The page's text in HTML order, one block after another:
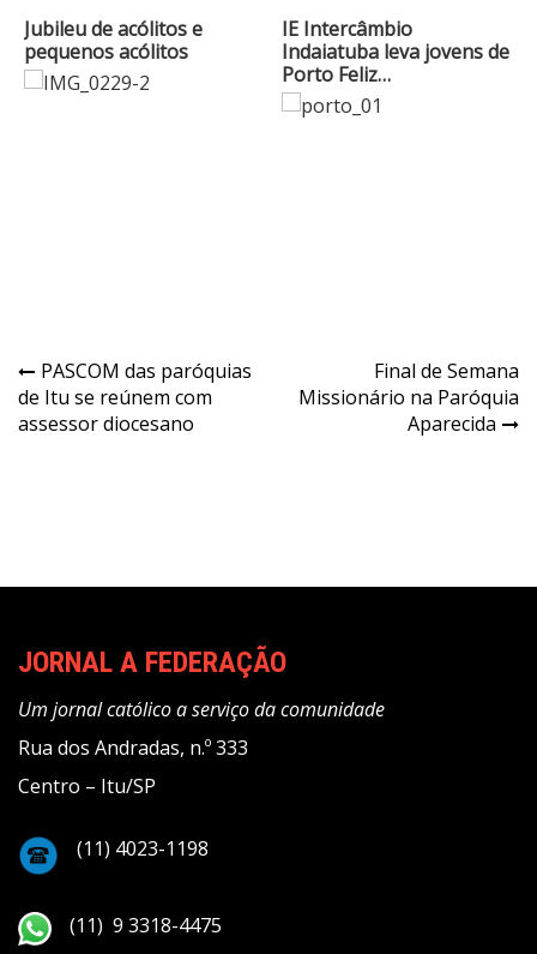
Jubileu de acólitos e
pequenos acólitos
IE Intercâmbio
Indaiatuba leva jovens de
Porto Feliz…
Navegação
de
PASCOM das paróquias
de Itu se reúnem com
assessor diocesano
Final de Semana
Missionário na Paróquia
Aparecida
JORNAL A FEDERAÇÃO
Um jornal católico a serviço da comunidade
Rua dos Andradas, n.º 333
Centro – Itu/SP
(11) 4023-1198
(11) 9 3318-4475